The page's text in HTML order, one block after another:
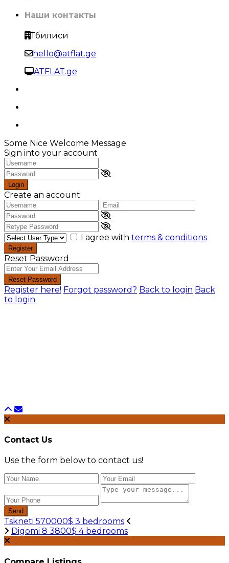
Наши контакты
Тбилиси
hello@atflat.ge
ATFLAT.ge
Some Nice Welcome Message
Sign into your account
Login
Create an account
I agree with terms & conditions
Register
Reset Password
Reset Password
Register here! Forgot password? Back to login Back
to login
Contact Us
Use the form below to contact us!
Send
Tskneti 570000$ 3 bedrooms
Digomi 8 3800$ 4 bedrooms